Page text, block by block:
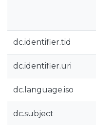
dc.identifier.tid
dc.identifier.uri
dc.language.iso
dc.subject